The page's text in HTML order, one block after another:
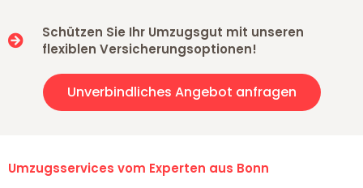
Schützen Sie Ihr Umzugsgut mit unseren
flexiblen Versicherungsoptionen!
Unverbindliches Angebot anfragen
Umzugsservices vom Experten aus Bonn